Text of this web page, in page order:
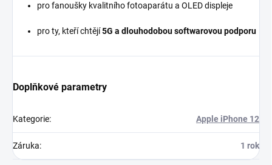
pro fanoušky kvalitního fotoaparátu a OLED displeje
pro ty, kteří chtějí5G a dlouhodobou softwarovou podporu
Doplňkové parametry
Kategorie: Apple iPhone 12
Záruka: 1 rok